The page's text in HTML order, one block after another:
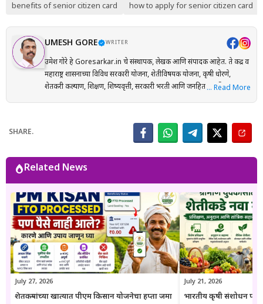
benefits of senior citizen card how to apply for senior citizen card
UMESH GORE WRITER
उमेश गोरे हे Goresarkar.in चे संस्थापक, लेखक आणि संपादक आहेत. ते केंद्र व
महाराष्ट्र शासनाच्या विविध सरकारी योजना, शेतीविषयक योजना, कृषी धोरणे,
शेतकरी कल्याण, शिक्षण, शिष्यवृत्ती, सरकारी भरती आणि जनहिताच्या विषयांवर
आणि संबंधित अधिकृत स्रोतांचा संदर्भ घेऊन माहितीची पडताळणी केली जाते.
वाचकांना अर्ज प्रक्रिया, पात्रता, आवश्यक कागदपत्रे, लाभ, अंतिम मुदत आणि
युवक आणि सर्वसामान्य नागरिकांपर्यंत विश्वासार्ह, अद्ययावत आणि उपयुक्त माहिती
पोहोचवणे हा आहे. प्रकाशित माहिती वेळोवेळी अद्ययावत ठेवण्याचा प्रयत्न केला
जातो. अधिकृत निर्णयामध्ये बदल झाल्यास संबंधित लेख देखील अद्ययावत करण्यात
येतात. या संकेतस्थळावरील माहिती ही केवळ जनजागृती आणि मार्गदर्शनाच्या
उद्देशाने प्रकाशित केली जाते. कोणत्याही सरकारी योजनेसाठी अर्ज करण्यापूर्वी
संबंधित विभागाच्या अधिकृत संकेतस्थळावरील माहिती, नियम आणि अटींची
पडताळणी करण्याचा सल्ला दिला जातो.
… Read More
SHARE.
Related News
July 27, 2026
शेतकऱ्यांच्या खात्यात पीएम किसान योजनेचा हप्ता जमा
July 21, 2026
भारतीय कृषी संशोधन